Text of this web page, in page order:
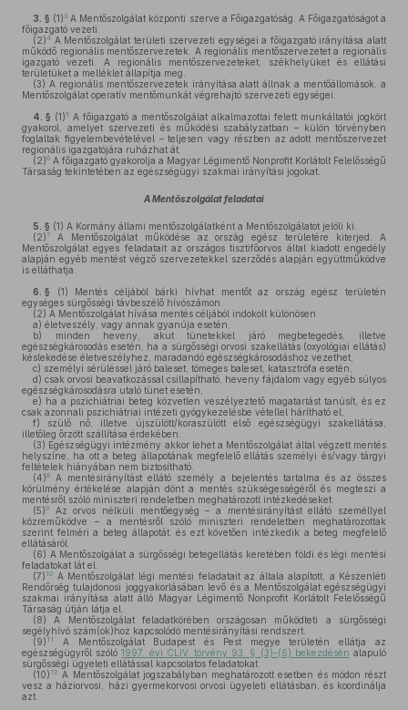
3. § (1)3 A Mentőszolgálat központi szerve a Főigazgatóság. A Főigazgatóságot a
főigazgató vezeti.
(2)4 A Mentőszolgálat területi szervezeti egységei a főigazgató irányítása alatt
működő regionális mentőszervezetek. A regionális mentőszervezetet a regionális
igazgató vezeti. A regionális mentőszervezeteket, székhelyüket és ellátási
területüket a melléklet állapítja meg.
(3) A regionális mentőszervezetek irányítása alatt állnak a mentőállomások, a
Mentőszolgálat operatív mentőmunkát végrehajtó szervezeti egységei.
4. § (1)5 A főigazgató a mentőszolgálat alkalmazottai felett munkáltatói jogkört
gyakorol, amelyet szervezeti és működési szabályzatban – külön törvényben
foglaltak figyelembevételével – teljesen vagy részben az adott mentőszervezet
regionális igazgatójára ruházhat át.
(2)6 A főigazgató gyakorolja a Magyar Légimentő Nonprofit Korlátolt Felelősségű
Társaság tekintetében az egészségügyi szakmai irányítási jogokat.
A Mentőszolgálat feladatai
5. § (1) A Kormány állami mentőszolgálatként a Mentőszolgálatot jelöli ki.
(2)7
A Mentőszolgálat működése az ország egész területére kiterjed. A
Mentőszolgálat egyes feladatait az országos tisztifőorvos által kiadott engedély
alapján egyéb mentést végző szervezetekkel szerződés alapján együttműködve
is elláthatja.
6. § (1) Mentés céljából bárki hívhat mentőt az ország egész területén
egységes sürgősségi távbeszélő hívószámon.
(2) A Mentőszolgálat hívása mentés céljából indokolt különösen
a) életveszély, vagy annak gyanúja esetén,
b) minden heveny, akut tünetekkel járó megbetegedés, illetve
egészségkárosodás esetén, ha a sürgősségi orvosi szakellátás (oxyológiai ellátás)
késlekedése életveszélyhez, maradandó egészségkárosodáshoz vezethet,
c) személyi sérüléssel járó baleset, tömeges baleset, katasztrófa esetén,
d) csak orvosi beavatkozással csillapítható, heveny fájdalom vagy egyéb súlyos
egészségkárosodásra utaló tünet esetén,
e) ha a pszichiátriai beteg közvetlen veszélyeztető magatartást tanúsít, és ez
csak azonnali pszichiátriai intézeti gyógykezelésbe vétellel hárítható el,
f) szülő nő, illetve újszülött/koraszülött első egészségügyi szakellátása,
illetőleg őrzött szállítása érdekében.
(3) Egészségügyi intézmény akkor lehet a Mentőszolgálat által végzett mentés
helyszíne, ha ott a beteg állapotának megfelelő ellátás személyi és/vagy tárgyi
feltételek hiányában nem biztosítható.
(4)8
A mentésirányítást ellátó személy a bejelentés tartalma és az összes
körülmény értékelése alapján dönt a mentés szükségességéről és megteszi a
mentésről szóló miniszteri rendeletben meghatározott intézkedéseket.
(5)9
Az orvos nélküli mentőegység – a mentésirányítást ellátó személlyel
közreműködve – a mentésről szóló miniszteri rendeletben meghatározottak
szerint felméri a beteg állapotát, és ezt követően intézkedik a beteg megfelelő
ellátásáról.
(6) A Mentőszolgálat a sürgősségi betegellátás keretében földi és légi mentési
feladatokat lát el.
(7) 10 A Mentőszolgálat légi mentési feladatait az általa alapított, a Készenléti
Rendőrség tulajdonosi joggyakorlásában levő és a Mentőszolgálat egészségügyi
szakmai irányítása alatt álló Magyar Légimentő Nonprofit Korlátolt Felelősségű
Társaság útján látja el.
(8) A Mentőszolgálat feladatkörében országosan működteti a sürgősségi
segélyhívó szám(ok)hoz kapcsolódó mentésirányítási rendszert.
(9) 11
A Mentőszolgálat Budapest és Pest megye területén ellátja az
egészségügyről szóló1997. évi CLIV. törvény 93. § (3)–(6) bekezdésén alapuló
sürgősségi ügyeleti ellátással kapcsolatos feladatokat.
(10) 12 A Mentőszolgálat jogszabályban meghatározott esetben és módon részt
vesz a háziorvosi, házi gyermekorvosi orvosi ügyeleti ellátásban, és koordinálja
azt.